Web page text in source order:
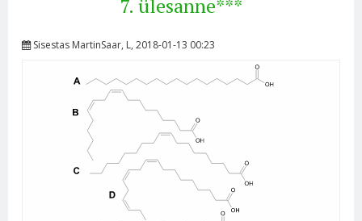
7. ülesanne***
Sisestas MartinSaar, L, 2018-01-13 00:23